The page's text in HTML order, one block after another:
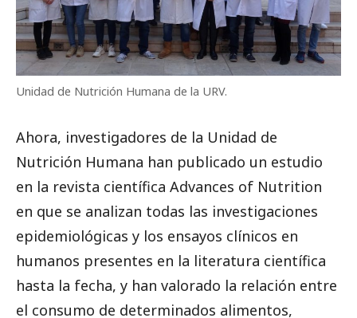
Unidad de Nutrición Humana de la URV.
Ahora, investigadores de la Unidad de
Nutrición Humana han publicado un estudio
en la revista científica Advances of Nutrition
en que se analizan todas las investigaciones
epidemiológicas y los ensayos clínicos en
humanos presentes en la literatura científica
hasta la fecha, y han valorado la relación entre
el consumo de determinados alimentos,